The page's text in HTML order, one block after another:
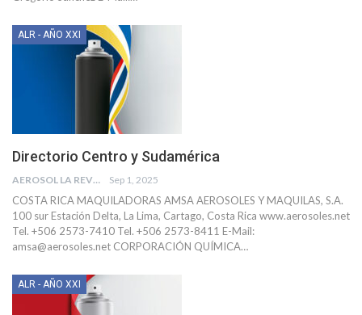
ALR - AÑO XXI
Directorio Centro y Sudamérica
AEROSOL LA REVISTA Sep 1, 2025
COSTA RICA MAQUILADORAS AMSA AEROSOLES Y MAQUILAS, S.A.
100 sur Estación Delta, La Lima, Cartago, Costa Rica www.aerosoles.net
Tel. +506 2573-7410 Tel. +506 2573-8411 E-Mail:
amsa@aerosoles.net CORPORACIÓN QUÍMICA…
ALR - AÑO XXI